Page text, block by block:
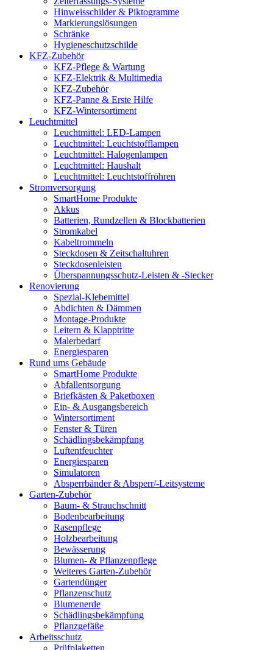
Hinweisschilder & Piktogramme
Markierungslösungen
Schränke
Hygieneschutzschilde
KFZ-Zubehör
KFZ-Pflege & Wartung
KFZ-Elektrik & Multimedia
KFZ-Zubehör
KFZ-Panne & Erste Hilfe
KFZ-Wintersortiment
Leuchtmittel
Leuchtmittel: LED-Lampen
Leuchtmittel: Leuchtstofflampen
Leuchtmittel: Halogenlampen
Leuchtmittel: Haushalt
Leuchtmittel: Leuchtstoffröhren
Stromversorgung
SmartHome Produkte
Akkus
Batterien, Rundzellen & Blockbatterien
Stromkabel
Kabeltrommeln
Steckdosen & Zeitschaltuhren
Steckdosenleisten
Überspannungsschutz-Leisten & -Stecker
Renovierung
Spezial-Klebemittel
Abdichten & Dämmen
Montage-Produkte
Leitern & Klapptritte
Malerbedarf
Energiesparen
Rund ums Gebäude
SmartHome Produkte
Abfallentsorgung
Briefkästen & Paketboxen
Ein- & Ausgangsbereich
Wintersortiment
Fenster & Türen
Schädlingsbekämpfung
Luftentfeuchter
Energiesparen
Simulatoren
Absperrbänder & Absperr/-Leitsysteme
Garten-Zubehör
Baum- & Strauchschnitt
Bodenbearbeitung
Rasenpflege
Holzbearbeitung
Bewässerung
Blumen- & Pflanzenpflege
Weiteres Garten-Zubehör
Gartendünger
Pflanzenschutz
Blumenerde
Schädlingsbekämpfung
Pflanzgefäße
Arbeitsschutz
Prüfplaketten